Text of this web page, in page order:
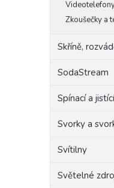
Zkoušečky a
Skříně,
SodaStream
Spínací a
Svorky a
Svítilny
Světelné